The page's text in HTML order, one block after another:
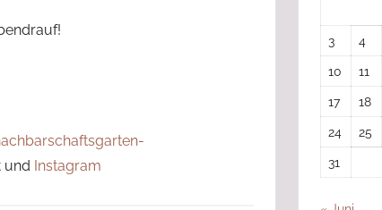
und Instagram
3
4
10
11
17
18
24
25
31